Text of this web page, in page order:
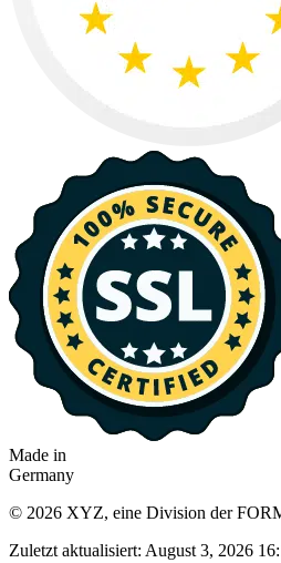
Made in
Germany
© 2026 XYZ, eine Division der
Zuletzt aktualisiert: August 3, 2026